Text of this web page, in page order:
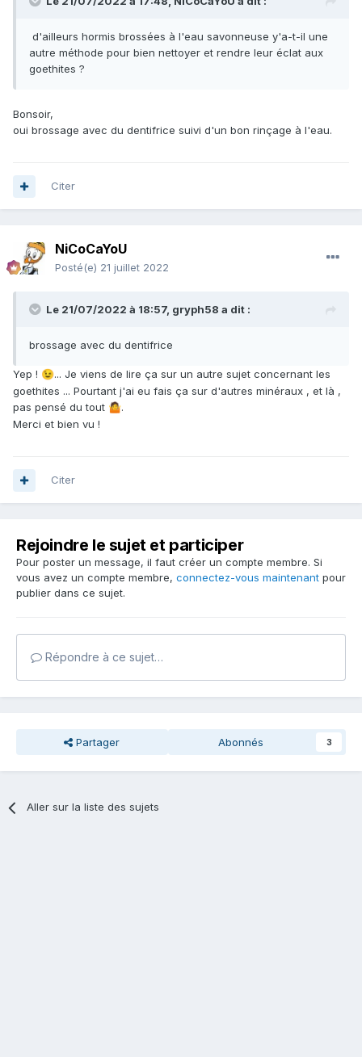
d'ailleurs hormis brossées à l'eau savonneuse y'a-t-il une
autre méthode pour bien nettoyer et rendre leur éclat aux
goethites ?
Bonsoir,
oui brossage avec du dentifrice suivi d'un bon rinçage à l'eau.
Citer
NiCoCaYoU
Posté(e) 21 juillet 2022
Le 21/07/2022 à 18:57, gryph58 a dit :
brossage avec du dentifrice
Yep ! 😉... Je viens de lire ça sur un autre sujet concernant les
goethites ... Pourtant j'ai eu fais ça sur d'autres minéraux , et là ,
pas pensé du tout 🤷.
Merci et bien vu !
Citer
Rejoindre le sujet et participer
Pour poster un message, il faut créer un compte membre. Si
vous avez un compte membre, connectez-vous maintenant pour
publier dans ce sujet.
Répondre à ce sujet…
Partager Abonnés 3
Aller sur la liste des sujets